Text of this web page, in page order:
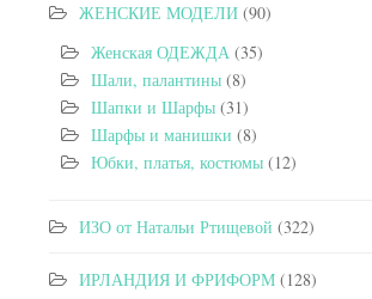
ЖЕНСКИЕ МОДЕЛИ (90)
Женская ОДЕЖДА (35)
Шали, палантины (8)
Шапки и Шарфы (31)
Шарфы и манишки (8)
Юбки, платья, костюмы (12)
ИЗО от Натальи Ртищевой (322)
ИРЛАНДИЯ И ФРИФОРМ (128)